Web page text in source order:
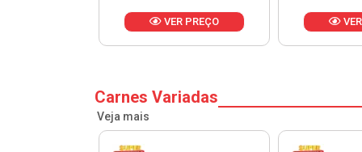
VER PREÇO
Carnes Variadas
Veja mais